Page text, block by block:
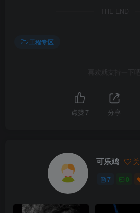
THE END
工程专区
喜欢就支持一下吧
点赞 7 分享
可乐鸡
7 0